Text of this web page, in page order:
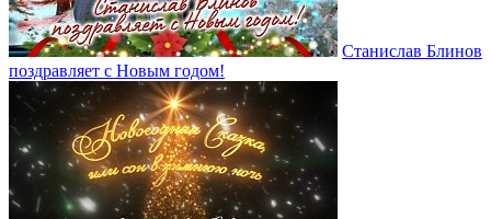
Станислав Блинов
поздравляет с Новым годом!